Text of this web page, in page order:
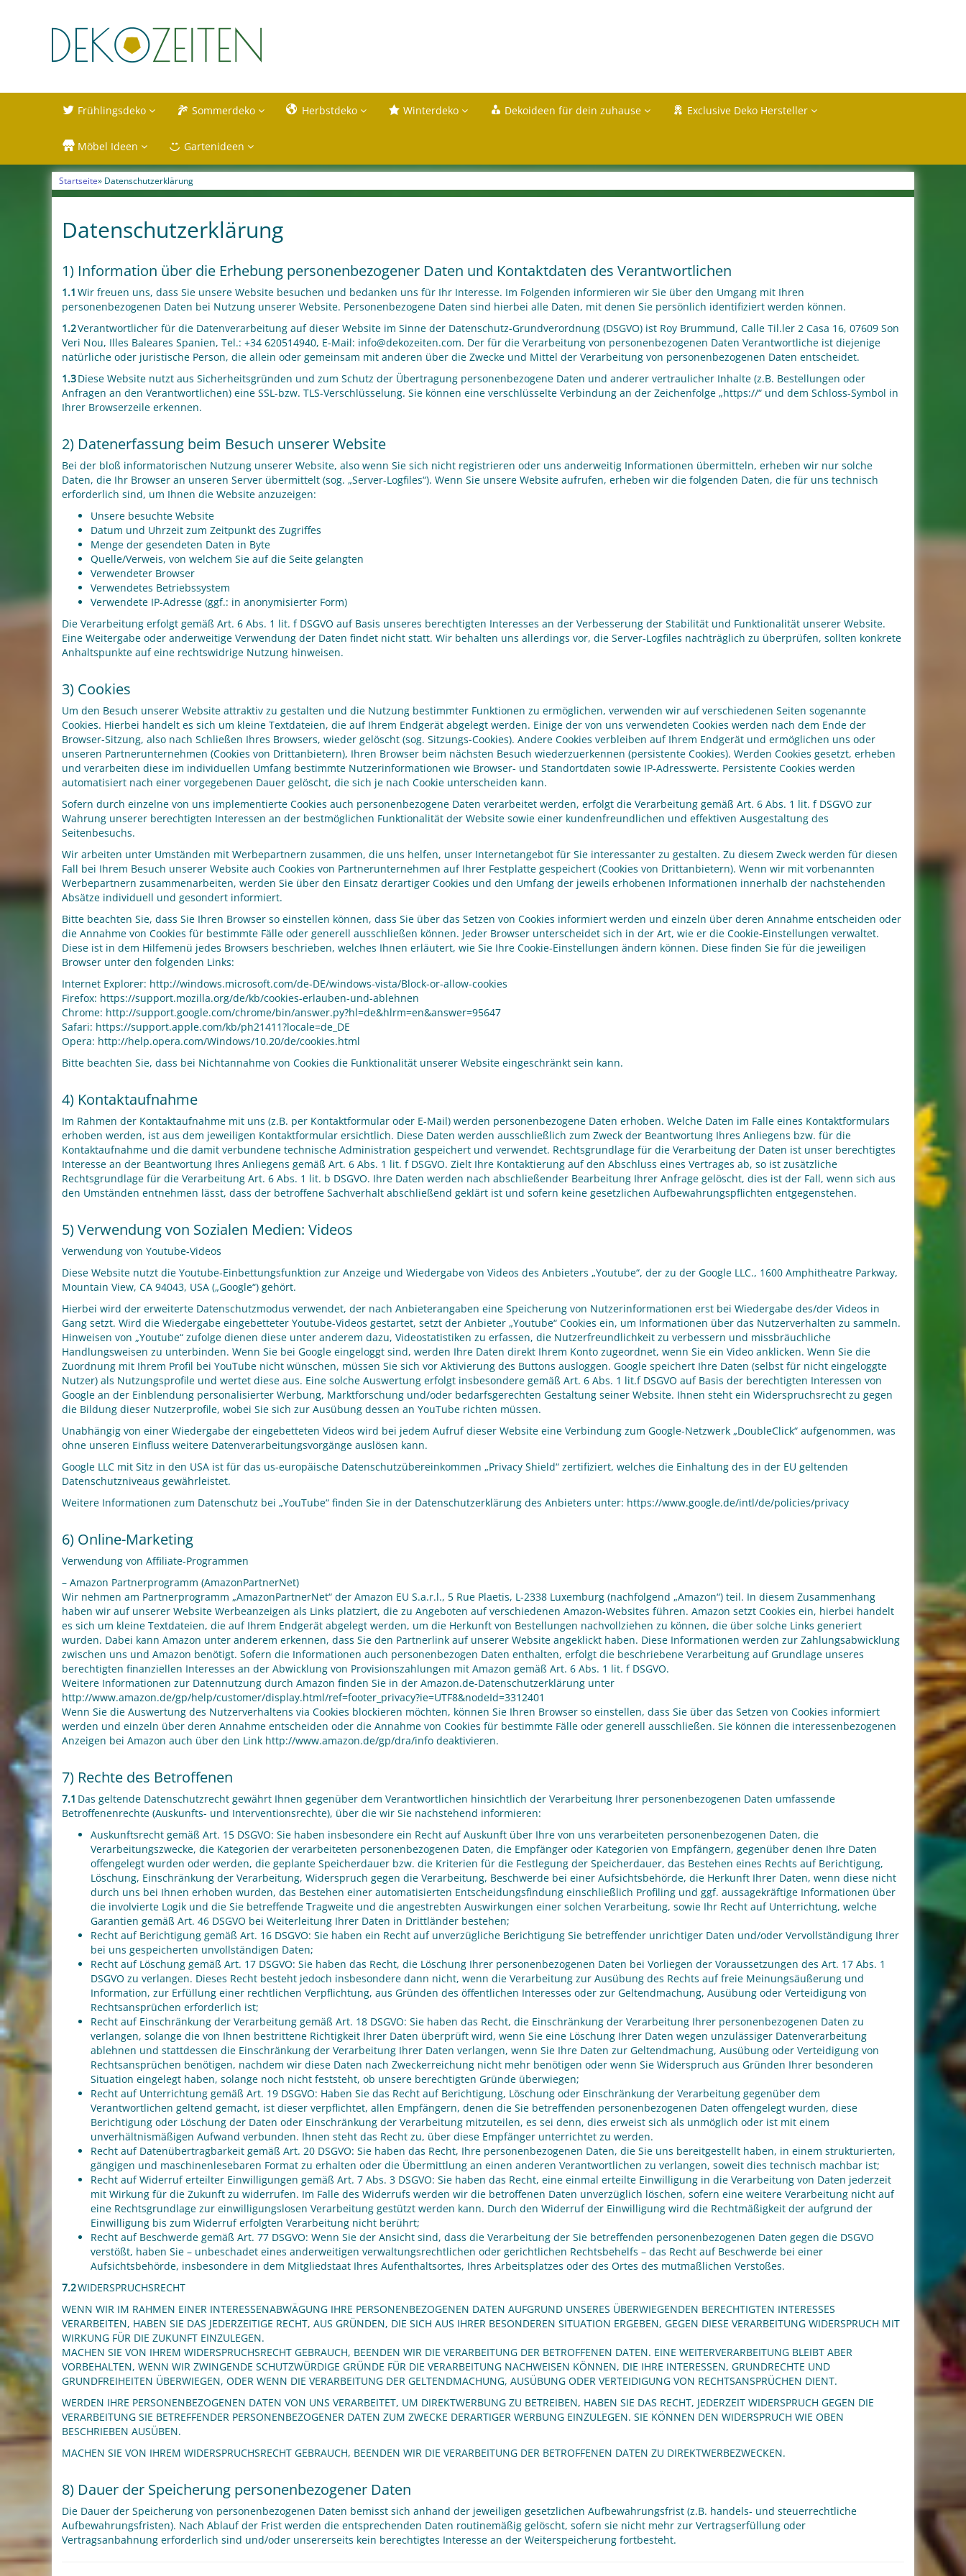
Frühlingsdeko Sommerdeko Herbstdeko Winterdeko Dekoideen für dein zuhause Exclusive Deko Hersteller
Möbel Ideen Gartenideen
Startseite» Datenschutzerklärung
Datenschutzerklärung
1) Information über die Erhebung personenbezogener Daten und Kontaktdaten des Verantwortlichen
1.1 Wir freuen uns, dass Sie unsere Website besuchen und bedanken uns für Ihr Interesse. Im Folgenden informieren wir Sie über den Umgang mit Ihren
personenbezogenen Daten bei Nutzung unserer Website. Personenbezogene Daten sind hierbei alle Daten, mit denen Sie persönlich identifiziert werden können.
1.2Verantwortlicher für die Datenverarbeitung auf dieser Website im Sinne der Datenschutz-Grundverordnung (DSGVO) ist Roy Brummund, Calle Til.ler 2 Casa 16, 07609 Son
Veri Nou, Illes Baleares Spanien, Tel.: +34 620514940, E-Mail: info@dekozeiten.com. Der für die Verarbeitung von personenbezogenen Daten Verantwortliche ist diejenige
natürliche oder juristische Person, die allein oder gemeinsam mit anderen über die Zwecke und Mittel der Verarbeitung von personenbezogenen Daten entscheidet.
1.3Diese Website nutzt aus Sicherheitsgründen und zum Schutz der Übertragung personenbezogene Daten und anderer vertraulicher Inhalte (z.B. Bestellungen oder
Anfragen an den Verantwortlichen) eine SSL-bzw. TLS-Verschlüsselung. Sie können eine verschlüsselte Verbindung an der Zeichenfolge „https://“ und dem Schloss-Symbol in
Ihrer Browserzeile erkennen.
2) Datenerfassung beim Besuch unserer Website
Bei der bloß informatorischen Nutzung unserer Website, also wenn Sie sich nicht registrieren oder uns anderweitig Informationen übermitteln, erheben wir nur solche
Daten, die Ihr Browser an unseren Server übermittelt (sog. „Server-Logfiles“). Wenn Sie unsere Website aufrufen, erheben wir die folgenden Daten, die für uns technisch
erforderlich sind, um Ihnen die Website anzuzeigen:
Unsere besuchte Website
Datum und Uhrzeit zum Zeitpunkt des Zugriffes
Menge der gesendeten Daten in Byte
Quelle/Verweis, von welchem Sie auf die Seite gelangten
Verwendeter Browser
Verwendetes Betriebssystem
Verwendete IP-Adresse (ggf.: in anonymisierter Form)
Die Verarbeitung erfolgt gemäß Art. 6 Abs. 1 lit. f DSGVO auf Basis unseres berechtigten Interesses an der Verbesserung der Stabilität und Funktionalität unserer Website.
Eine Weitergabe oder anderweitige Verwendung der Daten findet nicht statt. Wir behalten uns allerdings vor, die Server-Logfiles nachträglich zu überprüfen, sollten konkrete
Anhaltspunkte auf eine rechtswidrige Nutzung hinweisen.
3) Cookies
Um den Besuch unserer Website attraktiv zu gestalten und die Nutzung bestimmter Funktionen zu ermöglichen, verwenden wir auf verschiedenen Seiten sogenannte
Cookies. Hierbei handelt es sich um kleine Textdateien, die auf Ihrem Endgerät abgelegt werden. Einige der von uns verwendeten Cookies werden nach dem Ende der
Browser-Sitzung, also nach Schließen Ihres Browsers, wieder gelöscht (sog. Sitzungs-Cookies). Andere Cookies verbleiben auf Ihrem Endgerät und ermöglichen uns oder
unseren Partnerunternehmen (Cookies von Drittanbietern), Ihren Browser beim nächsten Besuch wiederzuerkennen (persistente Cookies). Werden Cookies gesetzt, erheben
und verarbeiten diese im individuellen Umfang bestimmte Nutzerinformationen wie Browser- und Standortdaten sowie IP-Adresswerte. Persistente Cookies werden
automatisiert nach einer vorgegebenen Dauer gelöscht, die sich je nach Cookie unterscheiden kann.
Sofern durch einzelne von uns implementierte Cookies auch personenbezogene Daten verarbeitet werden, erfolgt die Verarbeitung gemäß Art. 6 Abs. 1 lit. f DSGVO zur
Wahrung unserer berechtigten Interessen an der bestmöglichen Funktionalität der Website sowie einer kundenfreundlichen und effektiven Ausgestaltung des
Seitenbesuchs.
Wir arbeiten unter Umständen mit Werbepartnern zusammen, die uns helfen, unser Internetangebot für Sie interessanter zu gestalten. Zu diesem Zweck werden für diesen
Fall bei Ihrem Besuch unserer Website auch Cookies von Partnerunternehmen auf Ihrer Festplatte gespeichert (Cookies von Drittanbietern). Wenn wir mit vorbenannten
Werbepartnern zusammenarbeiten, werden Sie über den Einsatz derartiger Cookies und den Umfang der jeweils erhobenen Informationen innerhalb der nachstehenden
Absätze individuell und gesondert informiert.
Bitte beachten Sie, dass Sie Ihren Browser so einstellen können, dass Sie über das Setzen von Cookies informiert werden und einzeln über deren Annahme entscheiden oder
die Annahme von Cookies für bestimmte Fälle oder generell ausschließen können. Jeder Browser unterscheidet sich in der Art, wie er die Cookie-Einstellungen verwaltet.
Diese ist in dem Hilfemenü jedes Browsers beschrieben, welches Ihnen erläutert, wie Sie Ihre Cookie-Einstellungen ändern können. Diese finden Sie für die jeweiligen
Browser unter den folgenden Links:
Internet Explorer: http://windows.microsoft.com/de-DE/windows-vista/Block-or-allow-cookies
Firefox: https://support.mozilla.org/de/kb/cookies-erlauben-und-ablehnen
Chrome: http://support.google.com/chrome/bin/answer.py?hl=de&hlrm=en&answer=95647
Safari: https://support.apple.com/kb/ph21411?locale=de_DE
Opera: http://help.opera.com/Windows/10.20/de/cookies.html
Bitte beachten Sie, dass bei Nichtannahme von Cookies die Funktionalität unserer Website eingeschränkt sein kann.
4) Kontaktaufnahme
Im Rahmen der Kontaktaufnahme mit uns (z.B. per Kontaktformular oder E-Mail) werden personenbezogene Daten erhoben. Welche Daten im Falle eines Kontaktformulars
erhoben werden, ist aus dem jeweiligen Kontaktformular ersichtlich. Diese Daten werden ausschließlich zum Zweck der Beantwortung Ihres Anliegens bzw. für die
Kontaktaufnahme und die damit verbundene technische Administration gespeichert und verwendet. Rechtsgrundlage für die Verarbeitung der Daten ist unser berechtigtes
Interesse an der Beantwortung Ihres Anliegens gemäß Art. 6 Abs. 1 lit. f DSGVO. Zielt Ihre Kontaktierung auf den Abschluss eines Vertrages ab, so ist zusätzliche
Rechtsgrundlage für die Verarbeitung Art. 6 Abs. 1 lit. b DSGVO. Ihre Daten werden nach abschließender Bearbeitung Ihrer Anfrage gelöscht, dies ist der Fall, wenn sich aus
den Umständen entnehmen lässt, dass der betroffene Sachverhalt abschließend geklärt ist und sofern keine gesetzlichen Aufbewahrungspflichten entgegenstehen.
5) Verwendung von Sozialen Medien: Videos
Verwendung von Youtube-Videos
Diese Website nutzt die Youtube-Einbettungsfunktion zur Anzeige und Wiedergabe von Videos des Anbieters „Youtube“, der zu der Google LLC., 1600 Amphitheatre Parkway,
Mountain View, CA 94043, USA („Google“) gehört.
Hierbei wird der erweiterte Datenschutzmodus verwendet, der nach Anbieterangaben eine Speicherung von Nutzerinformationen erst bei Wiedergabe des/der Videos in
Gang setzt. Wird die Wiedergabe eingebetteter Youtube-Videos gestartet, setzt der Anbieter „Youtube“ Cookies ein, um Informationen über das Nutzerverhalten zu sammeln.
Hinweisen von „Youtube“ zufolge dienen diese unter anderem dazu, Videostatistiken zu erfassen, die Nutzerfreundlichkeit zu verbessern und missbräuchliche
Handlungsweisen zu unterbinden. Wenn Sie bei Google eingeloggt sind, werden Ihre Daten direkt Ihrem Konto zugeordnet, wenn Sie ein Video anklicken. Wenn Sie die
Zuordnung mit Ihrem Profil bei YouTube nicht wünschen, müssen Sie sich vor Aktivierung des Buttons ausloggen. Google speichert Ihre Daten (selbst für nicht eingeloggte
Nutzer) als Nutzungsprofile und wertet diese aus. Eine solche Auswertung erfolgt insbesondere gemäß Art. 6 Abs. 1 lit.f DSGVO auf Basis der berechtigten Interessen von
Google an der Einblendung personalisierter Werbung, Marktforschung und/oder bedarfsgerechten Gestaltung seiner Website. Ihnen steht ein Widerspruchsrecht zu gegen
die Bildung dieser Nutzerprofile, wobei Sie sich zur Ausübung dessen an YouTube richten müssen.
Unabhängig von einer Wiedergabe der eingebetteten Videos wird bei jedem Aufruf dieser Website eine Verbindung zum Google-Netzwerk „DoubleClick“ aufgenommen, was
ohne unseren Einfluss weitere Datenverarbeitungsvorgänge auslösen kann.
Google LLC mit Sitz in den USA ist für das us-europäische Datenschutzübereinkommen „Privacy Shield“ zertifiziert, welches die Einhaltung des in der EU geltenden
Datenschutzniveaus gewährleistet.
Weitere Informationen zum Datenschutz bei „YouTube“ finden Sie in der Datenschutzerklärung des Anbieters unter: https://www.google.de/intl/de/policies/privacy
6) Online-Marketing
Verwendung von Affiliate-Programmen
– Amazon Partnerprogramm (AmazonPartnerNet)
Wir nehmen am Partnerprogramm „AmazonPartnerNet“ der Amazon EU S.a.r.l., 5 Rue Plaetis, L-2338 Luxemburg (nachfolgend „Amazon“) teil. In diesem Zusammenhang
haben wir auf unserer Website Werbeanzeigen als Links platziert, die zu Angeboten auf verschiedenen Amazon-Websites führen. Amazon setzt Cookies ein, hierbei handelt
es sich um kleine Textdateien, die auf Ihrem Endgerät abgelegt werden, um die Herkunft von Bestellungen nachvollziehen zu können, die über solche Links generiert
wurden. Dabei kann Amazon unter anderem erkennen, dass Sie den Partnerlink auf unserer Website angeklickt haben. Diese Informationen werden zur Zahlungsabwicklung
zwischen uns und Amazon benötigt. Sofern die Informationen auch personenbezogen Daten enthalten, erfolgt die beschriebene Verarbeitung auf Grundlage unseres
berechtigten finanziellen Interesses an der Abwicklung von Provisionszahlungen mit Amazon gemäß Art. 6 Abs. 1 lit. f DSGVO.
Weitere Informationen zur Datennutzung durch Amazon finden Sie in der Amazon.de-Datenschutzerklärung unter
http://www.amazon.de/gp/help/customer/display.html/ref=footer_privacy?ie=UTF8&nodeId=3312401
Wenn Sie die Auswertung des Nutzerverhaltens via Cookies blockieren möchten, können Sie Ihren Browser so einstellen, dass Sie über das Setzen von Cookies informiert
werden und einzeln über deren Annahme entscheiden oder die Annahme von Cookies für bestimmte Fälle oder generell ausschließen. Sie können die interessenbezogenen
Anzeigen bei Amazon auch über den Link http://www.amazon.de/gp/dra/info deaktivieren.
7) Rechte des Betroffenen
7.1 Das geltende Datenschutzrecht gewährt Ihnen gegenüber dem Verantwortlichen hinsichtlich der Verarbeitung Ihrer personenbezogenen Daten umfassende
Betroffenenrechte (Auskunfts- und Interventionsrechte), über die wir Sie nachstehend informieren:
Auskunftsrecht gemäß Art. 15 DSGVO: Sie haben insbesondere ein Recht auf Auskunft über Ihre von uns verarbeiteten personenbezogenen Daten, die
Verarbeitungszwecke, die Kategorien der verarbeiteten personenbezogenen Daten, die Empfänger oder Kategorien von Empfängern, gegenüber denen Ihre Daten
offengelegt wurden oder werden, die geplante Speicherdauer bzw. die Kriterien für die Festlegung der Speicherdauer, das Bestehen eines Rechts auf Berichtigung,
Löschung, Einschränkung der Verarbeitung, Widerspruch gegen die Verarbeitung, Beschwerde bei einer Aufsichtsbehörde, die Herkunft Ihrer Daten, wenn diese nicht
durch uns bei Ihnen erhoben wurden, das Bestehen einer automatisierten Entscheidungsfindung einschließlich Profiling und ggf. aussagekräftige Informationen über
die involvierte Logik und die Sie betreffende Tragweite und die angestrebten Auswirkungen einer solchen Verarbeitung, sowie Ihr Recht auf Unterrichtung, welche
Garantien gemäß Art. 46 DSGVO bei Weiterleitung Ihrer Daten in Drittländer bestehen;
Recht auf Berichtigung gemäß Art. 16 DSGVO: Sie haben ein Recht auf unverzügliche Berichtigung Sie betreffender unrichtiger Daten und/oder Vervollständigung Ihrer
bei uns gespeicherten unvollständigen Daten;
Recht auf Löschung gemäß Art. 17 DSGVO: Sie haben das Recht, die Löschung Ihrer personenbezogenen Daten bei Vorliegen der Voraussetzungen des Art. 17 Abs. 1
DSGVO zu verlangen. Dieses Recht besteht jedoch insbesondere dann nicht, wenn die Verarbeitung zur Ausübung des Rechts auf freie Meinungsäußerung und
Information, zur Erfüllung einer rechtlichen Verpflichtung, aus Gründen des öffentlichen Interesses oder zur Geltendmachung, Ausübung oder Verteidigung von
Rechtsansprüchen erforderlich ist;
Recht auf Einschränkung der Verarbeitung gemäß Art. 18 DSGVO: Sie haben das Recht, die Einschränkung der Verarbeitung Ihrer personenbezogenen Daten zu
verlangen, solange die von Ihnen bestrittene Richtigkeit Ihrer Daten überprüft wird, wenn Sie eine Löschung Ihrer Daten wegen unzulässiger Datenverarbeitung
ablehnen und stattdessen die Einschränkung der Verarbeitung Ihrer Daten verlangen, wenn Sie Ihre Daten zur Geltendmachung, Ausübung oder Verteidigung von
Rechtsansprüchen benötigen, nachdem wir diese Daten nach Zweckerreichung nicht mehr benötigen oder wenn Sie Widerspruch aus Gründen Ihrer besonderen
Situation eingelegt haben, solange noch nicht feststeht, ob unsere berechtigten Gründe überwiegen;
Recht auf Unterrichtung gemäß Art. 19 DSGVO: Haben Sie das Recht auf Berichtigung, Löschung oder Einschränkung der Verarbeitung gegenüber dem
Verantwortlichen geltend gemacht, ist dieser verpflichtet, allen Empfängern, denen die Sie betreffenden personenbezogenen Daten offengelegt wurden, diese
Berichtigung oder Löschung der Daten oder Einschränkung der Verarbeitung mitzuteilen, es sei denn, dies erweist sich als unmöglich oder ist mit einem
unverhältnismäßigen Aufwand verbunden. Ihnen steht das Recht zu, über diese Empfänger unterrichtet zu werden.
Recht auf Datenübertragbarkeit gemäß Art. 20 DSGVO: Sie haben das Recht, Ihre personenbezogenen Daten, die Sie uns bereitgestellt haben, in einem strukturierten,
gängigen und maschinenlesebaren Format zu erhalten oder die Übermittlung an einen anderen Verantwortlichen zu verlangen, soweit dies technisch machbar ist;
Recht auf Widerruf erteilter Einwilligungen gemäß Art. 7 Abs. 3 DSGVO: Sie haben das Recht, eine einmal erteilte Einwilligung in die Verarbeitung von Daten jederzeit
mit Wirkung für die Zukunft zu widerrufen. Im Falle des Widerrufs werden wir die betroffenen Daten unverzüglich löschen, sofern eine weitere Verarbeitung nicht auf
eine Rechtsgrundlage zur einwilligungslosen Verarbeitung gestützt werden kann. Durch den Widerruf der Einwilligung wird die Rechtmäßigkeit der aufgrund der
Einwilligung bis zum Widerruf erfolgten Verarbeitung nicht berührt;
Recht auf Beschwerde gemäß Art. 77 DSGVO: Wenn Sie der Ansicht sind, dass die Verarbeitung der Sie betreffenden personenbezogenen Daten gegen die DSGVO
verstößt, haben Sie – unbeschadet eines anderweitigen verwaltungsrechtlichen oder gerichtlichen Rechtsbehelfs – das Recht auf Beschwerde bei einer
Aufsichtsbehörde, insbesondere in dem Mitgliedstaat Ihres Aufenthaltsortes, Ihres Arbeitsplatzes oder des Ortes des mutmaßlichen Verstoßes.
7.2WIDERSPRUCHSRECHT
WENN WIR IM RAHMEN EINER INTERESSENABWÄGUNG IHRE PERSONENBEZOGENEN DATEN AUFGRUND UNSERES ÜBERWIEGENDEN BERECHTIGTEN INTERESSES
VERARBEITEN, HABEN SIE DAS JEDERZEITIGE RECHT, AUS GRÜNDEN, DIE SICH AUS IHRER BESONDEREN SITUATION ERGEBEN, GEGEN DIESE VERARBEITUNG WIDERSPRUCH MIT
WIRKUNG FÜR DIE ZUKUNFT EINZULEGEN.
MACHEN SIE VON IHREM WIDERSPRUCHSRECHT GEBRAUCH, BEENDEN WIR DIE VERARBEITUNG DER BETROFFENEN DATEN. EINE WEITERVERARBEITUNG BLEIBT ABER
VORBEHALTEN, WENN WIR ZWINGENDE SCHUTZWÜRDIGE GRÜNDE FÜR DIE VERARBEITUNG NACHWEISEN KÖNNEN, DIE IHRE INTERESSEN, GRUNDRECHTE UND
GRUNDFREIHEITEN ÜBERWIEGEN, ODER WENN DIE VERARBEITUNG DER GELTENDMACHUNG, AUSÜBUNG ODER VERTEIDIGUNG VON RECHTSANSPRÜCHEN DIENT.
WERDEN IHRE PERSONENBEZOGENEN DATEN VON UNS VERARBEITET, UM DIREKTWERBUNG ZU BETREIBEN, HABEN SIE DAS RECHT, JEDERZEIT WIDERSPRUCH GEGEN DIE
VERARBEITUNG SIE BETREFFENDER PERSONENBEZOGENER DATEN ZUM ZWECKE DERARTIGER WERBUNG EINZULEGEN. SIE KÖNNEN DEN WIDERSPRUCH WIE OBEN
BESCHRIEBEN AUSÜBEN.
MACHEN SIE VON IHREM WIDERSPRUCHSRECHT GEBRAUCH, BEENDEN WIR DIE VERARBEITUNG DER BETROFFENEN DATEN ZU DIREKTWERBEZWECKEN.
8) Dauer der Speicherung personenbezogener Daten
Die Dauer der Speicherung von personenbezogenen Daten bemisst sich anhand der jeweiligen gesetzlichen Aufbewahrungsfrist (z.B. handels- und steuerrechtliche
Aufbewahrungsfristen). Nach Ablauf der Frist werden die entsprechenden Daten routinemäßig gelöscht, sofern sie nicht mehr zur Vertragserfüllung oder
Vertragsanbahnung erforderlich sind und/oder unsererseits kein berechtigtes Interesse an der Weiterspeicherung fortbesteht.